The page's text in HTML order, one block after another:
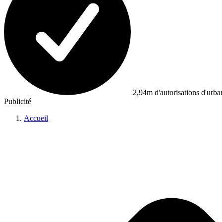
2,94m d'autorisations
Publicité
Accueil